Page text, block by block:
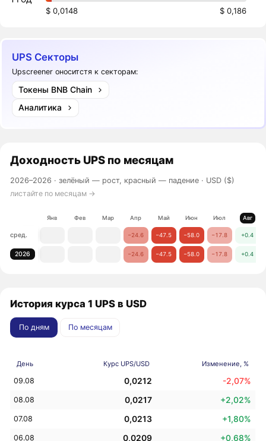
$ 0,0148 $ 0,186
UPS Секторы
Upscreener оноситстя к секторам:
Токены BNB Chain
Аналитика
Доходность UPS по месяцам
2026–2026 ·зелёный — рост, красный — падение · USD ($)
листайте по месяцам →
Янв Фев Мар Апр Май Июн Июл Авг
сред. −24.6 −47.5 −58.0 −17.8 +0.4
2026 −24.6 −47.5 −58.0 −17.8 +0.4
История курса 1 UPS в USD
По дням По месяцам
День Курс UPS/USD Изменение, %
09.08 0,0212 -2,07%
08.08 0,0217 +2,02%
07.08 0,0213 +1,80%
06.08 0,0209 +0,68%